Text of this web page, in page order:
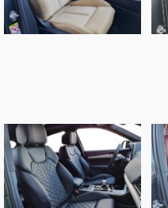
Audi Q5, Alba leder
Samt beige
Audi Q5, Alba
Nappa leder zwart